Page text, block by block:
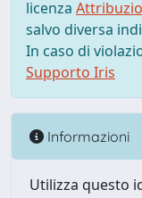
licenza
salvo diversa
In caso di
Supporto Iris
Informazioni
Utilizza questo